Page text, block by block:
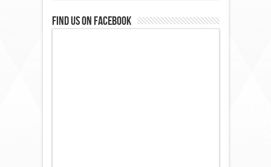
Find us on Facebook